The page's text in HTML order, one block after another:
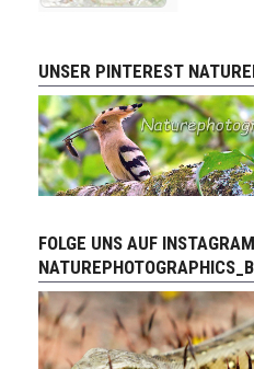
UNSER PINTEREST
FOLGE UNS AUF